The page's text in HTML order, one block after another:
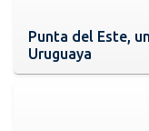
Punta del Este,
Uruguaya